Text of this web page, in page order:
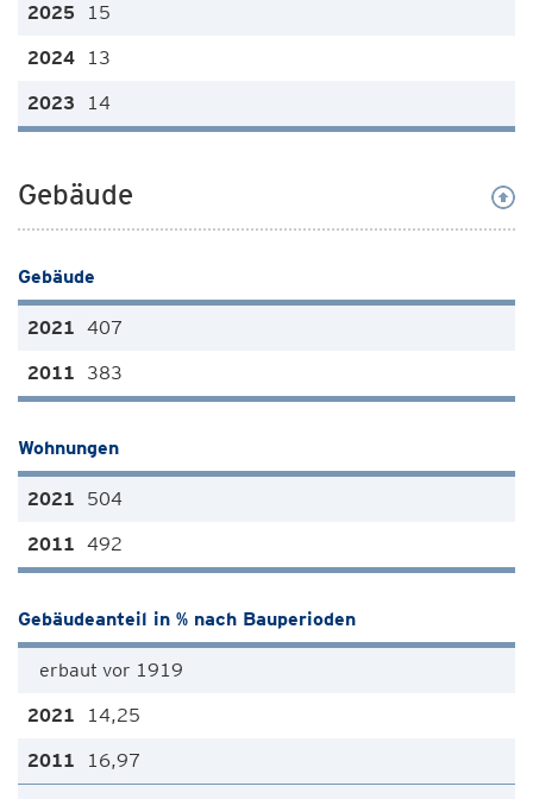
15
13
14
Gebäude
Gebäude
407
383
Wohnungen
504
492
Gebäudeanteil in % nach Bauperioden
erbaut vor 1919
14,25
16,97